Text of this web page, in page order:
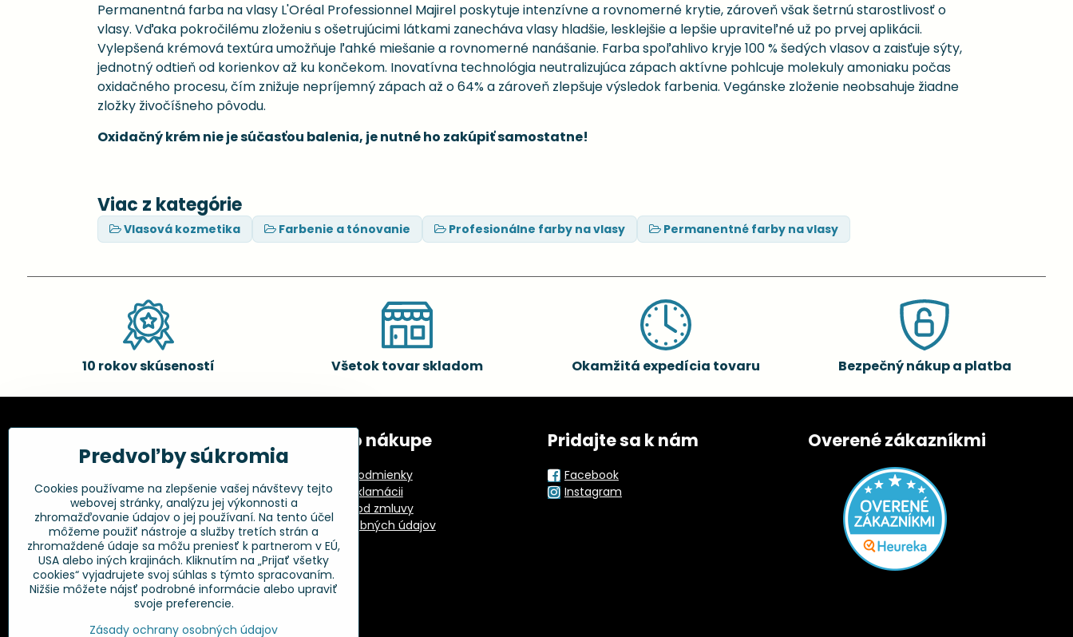
Permanentná farba na vlasy L'Oréal Professionnel Majirel poskytuje intenzívne a rovnomerné krytie, zároveň však šetrnú starostlivosť o
vlasy. Vďaka pokročilému zloženiu s ošetrujúcimi látkami zanecháva vlasy hladšie, lesklejšie a lepšie upraviteľné už po prvej aplikácii.
Vylepšená krémová textúra umožňuje ľahké miešanie a rovnomerné nanášanie. Farba spoľahlivo kryje 100 % šedých vlasov a zaisťuje sýty,
jednotný odtieň od korienkov až ku končekom. Inovatívna technológia neutralizujúca zápach aktívne pohlcuje molekuly amoniaku počas
oxidačného procesu, čím znižuje nepríjemný zápach až o 64% a zároveň zlepšuje výsledok farbenia. Vegánske zloženie neobsahuje žiadne
zložky živočíšneho pôvodu.
Oxidačný krém nie je súčasťou balenia, je nutné ho zakúpiť samostatne!
Viac z kategórie
Vlasová kozmetika Farbenie a tónovanie Profesionálne farby na vlasy Permanentné farby na vlasy
10 rokov skúseností Všetok tovar skladom Okamžitá expedícia tovaru Bezpečný nákup a platba
Kadernícke potreby, s.r.o.
Fakturačné údaje:
Kadernícke potreby, s.r.o.
Klincová 37
821 08 Bratislava
+421 948 014 333
info​@kadernickepotreby​.sk
Objednávky
Všetko o nákupe
Obchodné podmienky
Postup pri reklamácii
Odstúpenie od zmluvy
Ochrana osobných údajov
GPSR
Pridajte sa k nám
Facebook
Instagram
Overené zákazníkmi
Predvoľby súkromia
Cookies používame na zlepšenie vašej návštevy tejto
webovej stránky, analýzu jej výkonnosti a
zhromažďovanie údajov o jej používaní. Na tento účel
môžeme použiť nástroje a služby tretích strán a
zhromaždené údaje sa môžu preniesť k partnerom v EÚ,
USA alebo iných krajinách. Kliknutím na „Prijať všetky
cookies“ vyjadrujete svoj súhlas s týmto spracovaním.
Nižšie môžete nájsť podrobné informácie alebo upraviť
svoje preferencie.
Zásady ochrany osobných údajov